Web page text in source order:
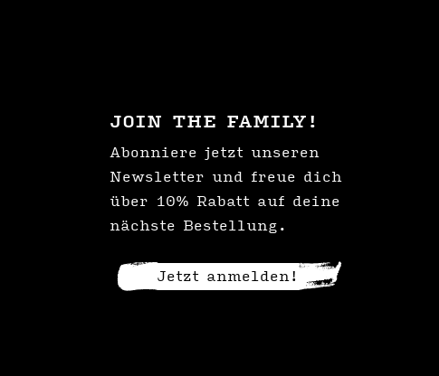
JOIN THE FAMILY!
Abonniere jetzt unseren
Newsletter und freue dich
über 10% Rabatt auf deine
nächste Bestellung.
Jetzt anmelden!